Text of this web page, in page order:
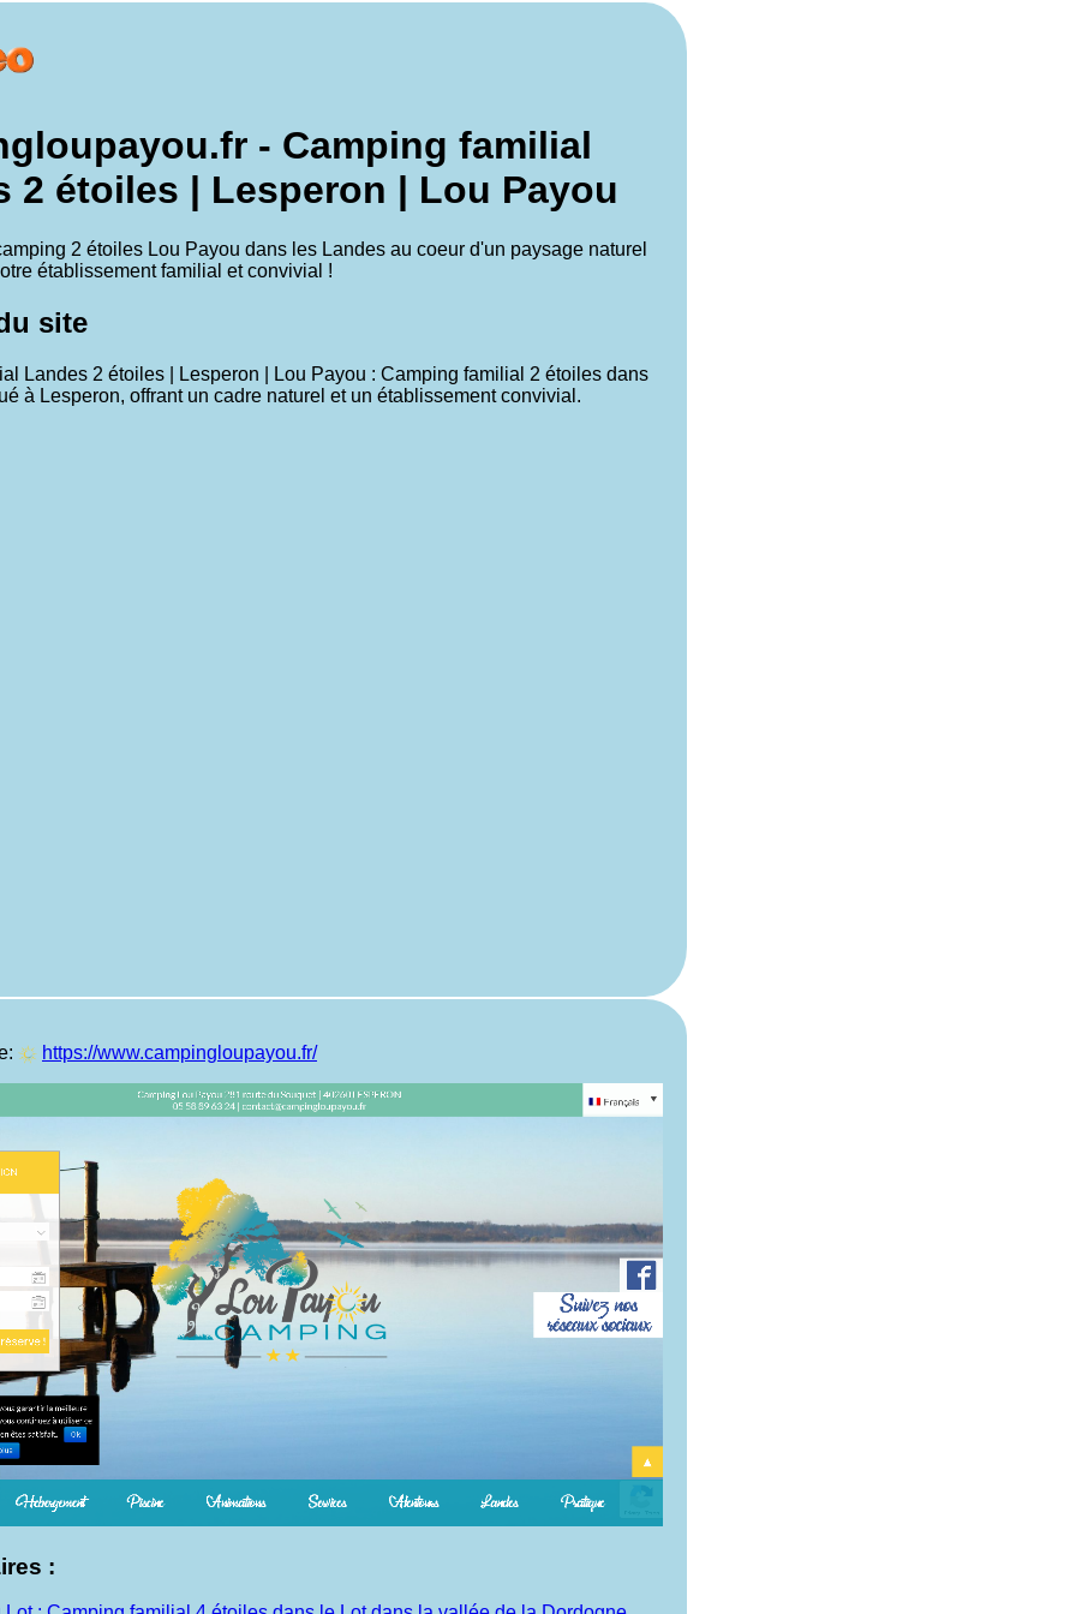
- Camping familial
2 étoiles | Lesperon | Lou Payou
2 étoiles Lou Payou dans les Landes au coeur d'un paysage naturel
établissement familial et convivial !
site
Landes 2 étoiles | Lesperon | Lou Payou : Camping familial 2 étoiles dans
à Lesperon, offrant un cadre naturel et un établissement convivial.
https://www.campingloupayou.fr/
: